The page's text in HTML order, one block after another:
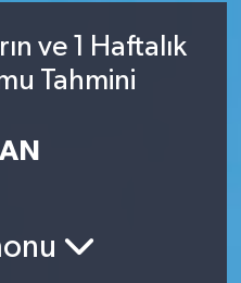
ve 1 Haftalık
Tahmini
ve Fikstür